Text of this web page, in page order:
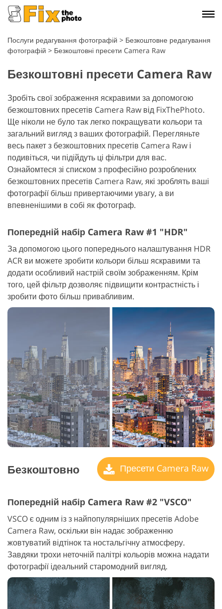
Послуги редагування фотографій > Безкоштовне редагування
фотографій > Безкоштовні пресети Camera Raw
Безкоштовні пресети Camera Raw
Зробіть свої зображення яскравими за допомогою
безкоштовних пресетів Camera Raw від FixThePhoto.
Ще ніколи не було так легко покращувати кольори та
загальний вигляд з ваших фотографій. Перегляньте
весь пакет з безкоштовних пресетів Camera Raw і
подивіться, чи підійдуть ці фільтри для вас.
Ознайомтеся зі списком з професійно розроблених
безкоштовних пресетів Camera Raw, які зроблять ваші
фотографії більш привертаючими увагу, а ви
впевненішими в собі як фотограф.
Попередній набір Camera Raw #1 "HDR"
За допомогою цього попереднього налаштування HDR
ACR ви можете зробити кольори більш яскравими та
додати особливий настрій своїм зображенням. Крім
того, цей фільтр дозволяє підвищити контрастність і
зробити фото більш привабливим.
Безкоштовно Пресети Camera Raw
Попередній набір Camera Raw #2 "VSCO"
VSCO є одним із з найпопулярніших пресетів Adobe
Camera Raw, оскільки він надає зображенню
жовтуватий відтінок та ностальгічну атмосферу.
Завдяки трохи неточній палітрі кольорів можна надати
фотографії ідеальний старомодний вигляд.